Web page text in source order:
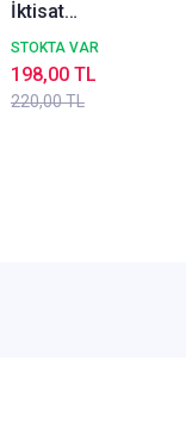
İktisat
Monopol
Yayınları
STOKTA VAR
220,00 TL
198,00 TL